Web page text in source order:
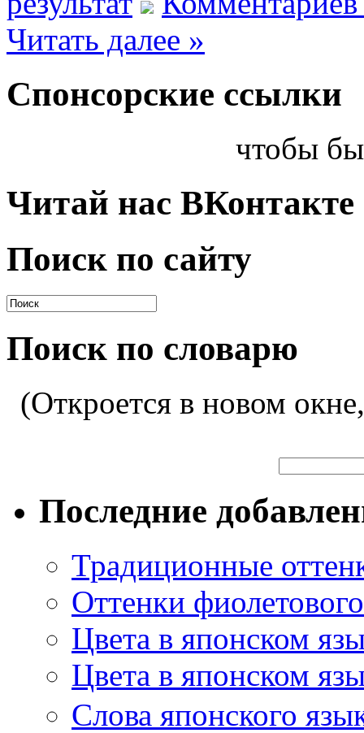
Читать далее »
Спонсорские ссылки
чтобы
Читай нас ВКонтакте
Поиск по сайту
Поиск по словарю
(Откроется в новом
Последние
Традиционные
Оттенки
Цвета в японском
Цвета в японском
Слова японского